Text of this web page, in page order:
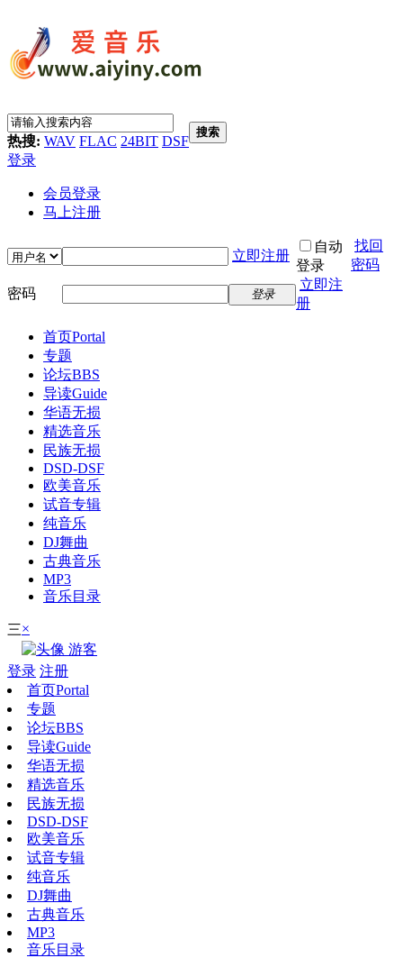
热搜: WAV FLAC 24BIT DSF
搜索
登录
会员登录
马上注册
立即注册
自动
登录
找回
密码
密码
登录
立即注
册
首页Portal
专题
论坛BBS
导读Guide
华语无损
精选音乐
民族无损
DSD-DSF
欧美音乐
试音专辑
纯音乐
DJ舞曲
古典音乐
MP3
音乐目录
三×
游客
登录 注册
首页Portal
专题
论坛BBS
导读Guide
华语无损
精选音乐
民族无损
DSD-DSF
欧美音乐
试音专辑
纯音乐
DJ舞曲
古典音乐
MP3
音乐目录